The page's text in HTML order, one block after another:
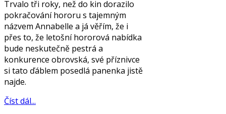
Trvalo tři roky, než do kin dorazilo
pokračování hororu s tajemným
názvem Annabelle a já věřím, že i
přes to, že letošní hororová nabídka
bude neskutečně pestrá a
konkurence obrovská, své příznivce
si tato ďáblem posedlá panenka jistě
najde.
Číst dál...